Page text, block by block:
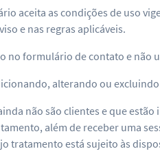
aceita as condições de uso
e nas regras aplicáveis.
formulário de contato e não
alterando ou
não são clientes e que
além de receber uma
está sujeito às